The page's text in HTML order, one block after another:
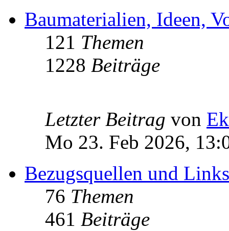
Baumaterialien, Ideen,
121 Themen
1228 Beiträge
Letzter Beitrag von
Mo 23. Feb 2026,
Bezugsquellen und Links
76 Themen
461 Beiträge